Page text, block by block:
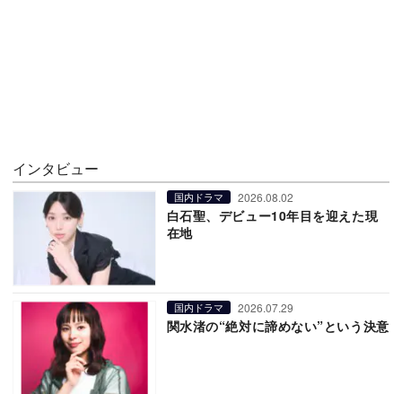
インタビュー
国内ドラマ 2026.08.02
白石聖、デビュー10年目を迎えた現
在地
国内ドラマ 2026.07.29
関水渚の“絶対に諦めない”という決意